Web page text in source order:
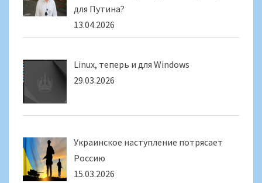
для Путина?
13.04.2026
Linux, теперь и для Windows
29.03.2026
Украинское наступление потрясает
Россию
15.03.2026